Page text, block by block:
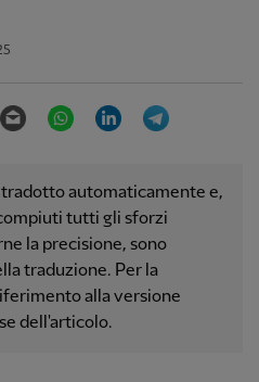
Email WhatsAppLinkedIn
automaticamente e,
tutti gli sforzi
la precisione, sono
traduzione. Per la
alla versione
dell'articolo.